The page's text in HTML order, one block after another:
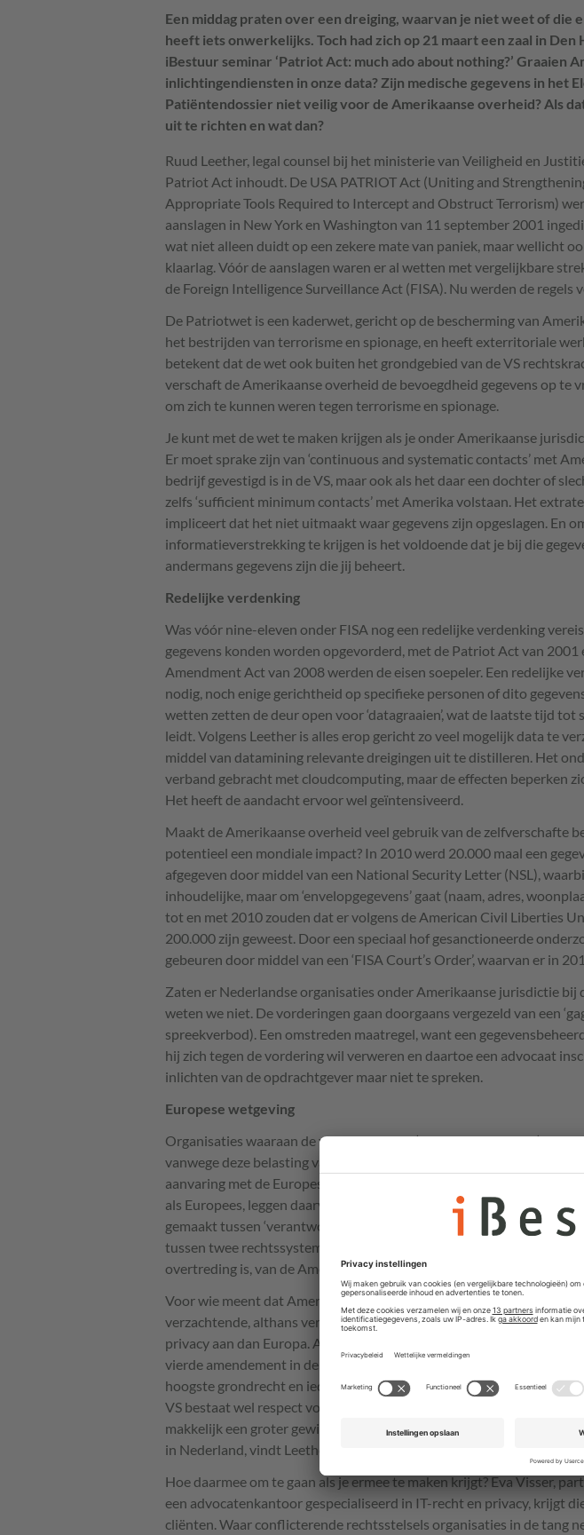
Een middag praten over een dreiging, waarvan je niet weet of die
heeft iets onwerkelijks. Toch had zich op 21 maart een zaal in Den
iBestuur seminar ‘Patriot Act: much ado about nothing?’ Graaien
inlichtingendiensten in onze data? Zijn medische gegevens in het
Patiëntendossier niet veilig voor de Amerikaanse overheid? Als
uit te richten en wat dan?
Ruud Leether, legal counsel bij het ministerie van Veiligheid en
Patriot Act inhoudt. De USA PATRIOT Act (Uniting and
Appropriate Tools Required to Intercept and Obstruct Terrorism)
aanslagen in New York en Washington van 11 september 2001
wat niet alleen duidt op een zekere mate van paniek, maar wellicht
klaarlag. Vóór de aanslagen waren er al wetten met vergelijkbare
de Foreign Intelligence Surveillance Act (FISA). Nu werden de regels
De Patriotwet is een kaderwet, gericht op de bescherming van
het bestrijden van terrorisme en spionage, en heeft exterritoriale
betekent dat de wet ook buiten het grondgebied van de VS
verschaft de Amerikaanse overheid de bevoegdheid gegevens op te
om zich te kunnen weren tegen terrorisme en spionage.
Je kunt met de wet te maken krijgen als je onder Amerikaanse
Er moet sprake zijn van ‘continuous and systematic contacts’ met
bedrijf gevestigd is in de VS, maar ook als het daar een dochter of
zelfs ‘sufficient minimum contacts’ met Amerika volstaan. Het
impliceert dat het niet uitmaakt waar gegevens zijn opgeslagen. En
informatieverstrekking te krijgen is het voldoende dat je bij die
andermans gegevens zijn die jij beheert.
Redelijke verdenking
Was vóór nine-eleven onder FISA nog een redelijke verdenking
gegevens konden worden opgevorderd, met de Patriot Act van 2001
Amendment Act van 2008 werden de eisen soepeler. Een redelijke
nodig, noch enige gerichtheid op specifieke personen of dito
wetten zetten de deur open voor ‘datagraaien’, wat de laatste tijd tot
leidt. Volgens Leether is alles erop gericht zo veel mogelijk data te
middel van datamining relevante dreigingen uit te distilleren. Het
verband gebracht met cloudcomputing, maar de effecten beperken
Het heeft de aandacht ervoor wel geïntensiveerd.
Maakt de Amerikaanse overheid veel gebruik van de zelfverschafte
potentieel een mondiale impact? In 2010 werd 20.000 maal een
afgegeven door middel van een National Security Letter (NSL ),
inhoudelijke, maar om ‘envelopgegevens’ gaat (naam, adres,
tot en met 2010 zouden dat er volgens de American Civil Liberties
200.000 zijn geweest. Door een speciaal hof gesanctioneerde
gebeuren door middel van een ‘FISA Court’s Order’, waarvan er in
Zaten er Nederlandse organisaties onder Amerikaanse jurisdictie bij
weten we niet. De vorderingen gaan doorgaans vergezeld van een
spreekverbod). Een omstreden maatregel, want een
hij zich tegen de vordering wil verweren en daartoe een advocaat
inlichten van de opdrachtgever maar niet te spreken.
Europese wetgeving
Organisaties waaraan de verwerking van (bedrijfs-, persoons-)
vanwege deze belasting van de relatie met hun opdrachtgever in een
aanvaring met de Europese wetgeving rond privacy. Vijf wetten en
als Europees, leggen daarvoor uitgebreide voorschriften vast,
gemaakt tussen ‘verantwoordelijke’ voor de gegevensverwerking en
tussen twee rechtssystemen brengt de gegevensbeheerder in een
overtreding is, van de Amerikaanse wet dan wel van de Nederlands/
Voor wie meent dat Amerika met haar aanpak wel erg bizar opereert,
verzachtende, althans verklarende omstandigheid aanvoeren.
privacy aan dan Europa. Anders dan hier is het niet in de (grond)wet
vierde amendement in de Bill of Rights er richting aan. Amerikanen
hoogste grondrecht en iedereen die geen Amerikaans staatsburger is,
VS bestaat wel respect voor privacy, maar als andere belangen
makkelijk een groter gewicht. Ondanks de onduidelijkheid over de
in Nederland, vindt Leether dat we te maken hebben met ‘een serieus
Hoe daarmee om te gaan als je ermee te maken krijgt? Eva Visser,
een advocatenkantoor gespecialiseerd in IT-recht en privacy, krijgt
cliënten. Waar conflicterende rechtsstelsels organisaties in de tang